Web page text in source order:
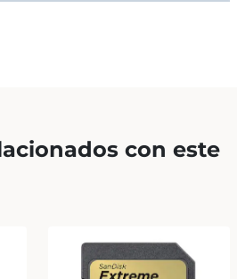
con este